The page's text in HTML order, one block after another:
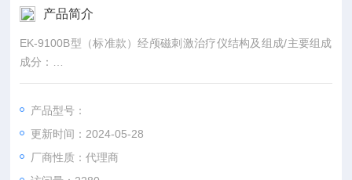
产品简介
EK-9100B型（标准款）经颅磁刺激治疗仪结构及组成/主要组成
成分：
由主机、输出线、治疗帽组成。
产品型号：
更新时间：2024-05-28
厂商性质：代理商